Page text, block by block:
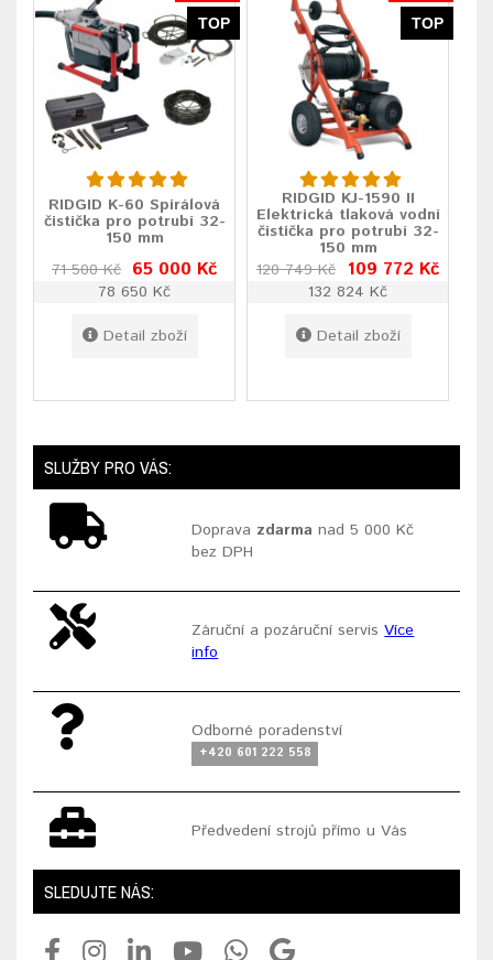
TOP
RIDGID K-60 Spirálová
čistička pro potrubí 32-
150 mm
71 500 Kč 65 000 Kč
78 650 Kč
Detail zboží
TOP
RIDGID KJ-1590 II
Elektrická tlaková vodní
čistička pro potrubí 32-
150 mm
120 749 Kč 109 772 Kč
132 824 Kč
Detail zboží
SLUŽBY PRO VÁS:
Doprava zdarma nad 5 000 Kč
bez DPH
Záruční a pozáruční servisVíce
info
Odborné poradenství
+420 601 222 558
Předvedení strojů přímo u Vás
SLEDUJTE NÁS: